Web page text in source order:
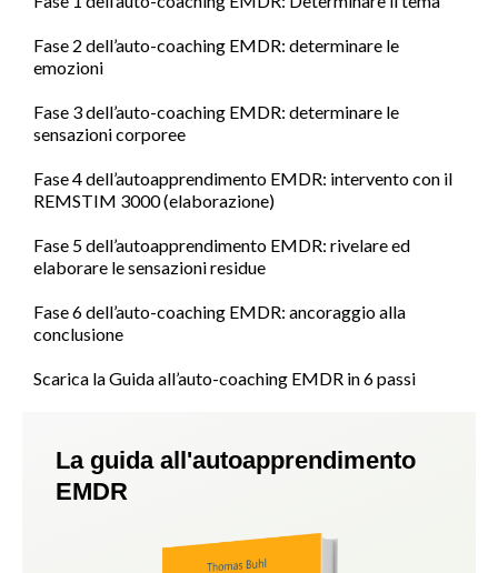
Fase 2 dell’auto-coaching EMDR: determinare le
emozioni
Fase 3 dell’auto-coaching EMDR: determinare le
sensazioni corporee
Fase 4 dell’autoapprendimento EMDR: intervento con il
REMSTIM 3000 (elaborazione)
Fase 5 dell’autoapprendimento EMDR: rivelare ed
elaborare le sensazioni residue
Fase 6 dell’auto-coaching EMDR: ancoraggio alla
conclusione
Scarica la Guida all’auto-coaching EMDR in 6 passi
La guida all'autoapprendimento
EMDR